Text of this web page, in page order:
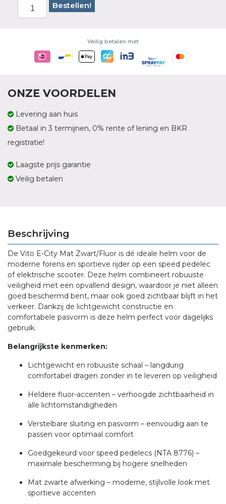
Bestellen!
Veilig betalen met
ONZE VOORDELEN
Levering aan huis
Betaal in 3 termijnen, 0% rente of lening en BKR
registratie!
Laagste prijs garantie
Veilig betalen
Beschrijving
De Vito E-City Mat Zwart/Fluor is dé ideale helm voor de
moderne forens en sportieve rijder op een speed pedelec
of elektrische scooter. Deze helm combineert robuuste
veiligheid met een opvallend design, waardoor je niet alleen
goed beschermd bent, maar ook goed zichtbaar blijft in het
verkeer. Dankzij de lichtgewicht constructie en
comfortabele pasvorm is deze helm perfect voor dagelijks
gebruik.
Belangrijkste kenmerken:
Lichtgewicht en robuuste schaal – langdurig
comfortabel dragen zonder in te leveren op veiligheid
Heldere fluor-accenten – verhoogde zichtbaarheid in
alle lichtomstandigheden
Verstelbare sluiting en pasvorm – eenvoudig aan te
passen voor optimaal comfort
Goedgekeurd voor speed pedelecs (NTA 8776) –
maximale bescherming bij hogere snelheden
Mat zwarte afwerking – moderne, stijlvolle look met
sportieve accenten